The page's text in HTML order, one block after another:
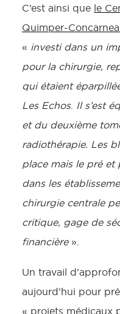
C’est ainsi que le
Quimper-
« investi dans un
pour la chirurgie,
qui étaient
Les Echos. Il s’est
et du deuxième
radiothérapie. Les
place mais le pré et
dans les
chirurgie centrale
critique, gage de
financière».
Un travail
aujourd’hui pour
« projets médicaux